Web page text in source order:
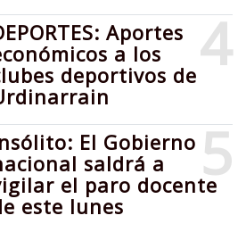
4
Aportes
a los
deportivos de
5
El Gobierno
saldrá a
el paro docente
este lunes